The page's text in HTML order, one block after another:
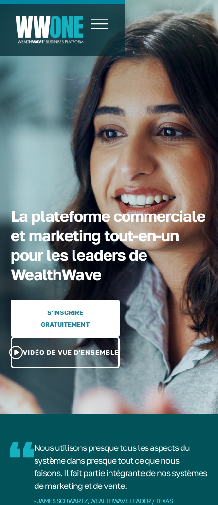
La plateforme commerciale
et marketing tout-en-un
pour les leaders de
WealthWave
S'INSCRIRE
GRATUITEMENT
VIDÉO DE VUE D'ENSEMBLE
Nous utilisons presque tous les aspects du
système dans presque tout ce que nous
faisons. Il fait partie intégrante de nos systèmes
de marketing et de vente.
- JAMES SCHWARTZ, WEALTHWAVE LEADER / TEXAS